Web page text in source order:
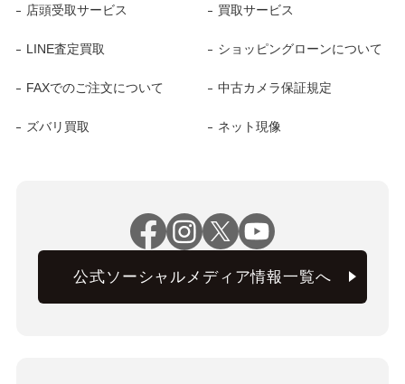
店頭受取サービス 買取サービス
LINE査定買取 ショッピングローンについて
FAXでのご注文について 中古カメラ保証規定
ズバリ買取 ネット現像
公式ソーシャルメディア情報一覧へ